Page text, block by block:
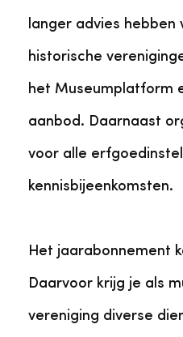
langer advies hebben
historische
het Museumplatform
aanbod. Daarnaast
voor alle
kennisbijeenkomsten.
Het jaarabonnement
Daarvoor krijg je als
vereniging diverse